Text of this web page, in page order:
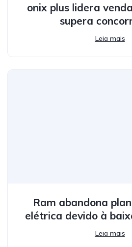
onix plus lidera
supera
Leia mais
Ram abandona
elétrica devido à
Leia mais